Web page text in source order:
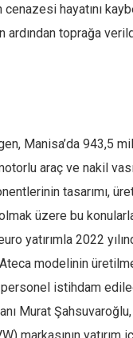
hayatını
ardından toprağa
Manisa’da 943,5
araç ve nakil
tasarımı,
olmak üzere bu
yatırımla 2022
modelinin
istihdam
Murat Şahsuvaroğlu,
markasının